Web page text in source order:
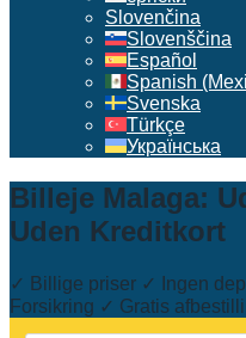
Slovenčina
Slovenščina
Español
Spanish
Svenska
Türkçe
Українська
Billeje Malaga:
Uden Kreditkort
✓ Billige priser ✓ Ingen
Forsikring ✓ Gratis